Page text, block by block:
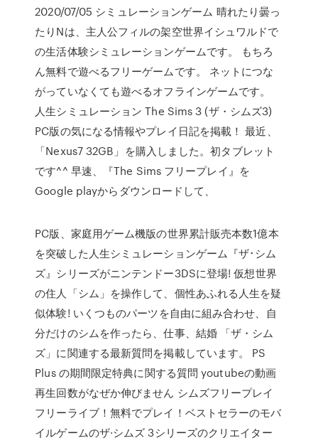
2020/07/05 シミュレーションゲーム 晴れたり曇っ
たりNは、主人公フィルの架空世界イシュワルドで
の生活体験シミュレーションゲームです。 もちろ
ん無料で遊べるフリーゲームです。 ネットにつな
がっていなくても遊べるオフラインゲームです。
人生シミュレーション The Sims 3 (ザ・シムズ3)
PC版の気になる情報やプレイ日記を掲載！ 最近、
「Nexus7 32GB」を購入しました。初タブレット
です^^ 早速、『The Sims フリープレイ』を
Google playからダウンロードして、
PC版、家庭用ゲーム機版の世界累計販売本数1億本
を突破した人生シミュレーションゲーム『ザ･シム
ズ』シリーズがニンテンドー3DSに登場! 仮想世界
の住人「シム」を操作して、個性あふれる人生を疑
似体験! いくつものパーツを自由に組み合わせ、自
分だけのシムを作ったら、仕事、結婚 「ザ・シム
ズ」に関連する最新質問を掲載しています。 PS
Plus の期間限定特典に関する質問 youtubeの動画
再生回数がなぜか伸びません シムズフリープレイ
フリーライブ！無料でプレイ！ベストセラーのモバ
イルゲームのザ·シムズ 3シリーズのクリエイター